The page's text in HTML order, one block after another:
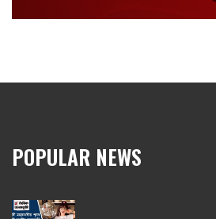
POPULAR NEWS